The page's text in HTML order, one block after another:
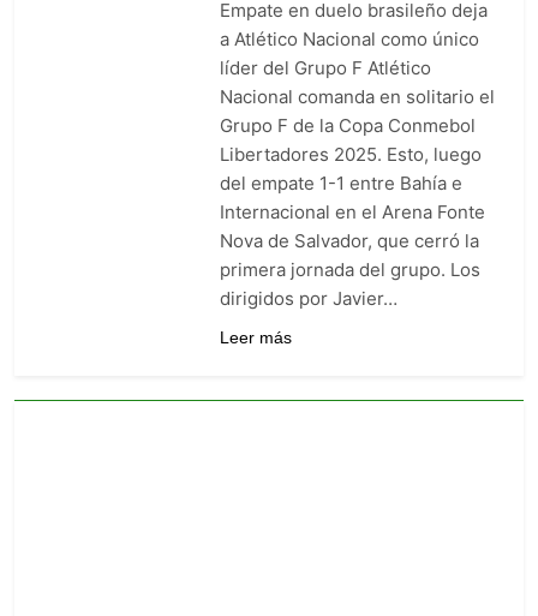
Barranquilla: venció 0-1 a
Junior con gol agónico de
Contreras
3 Días Ago
Once Caldas manda en la Liga
BetPlay: goleó 5-1 y es el líder
sorpresa del arranque
5 Días Ago
Junior vs. Millonarios: duelo
de heridos que ya sabe a
obligación en la fecha 2
5 Días Ago
Empate en duelo brasileño deja
a Atlético Nacional como único
líder del Grupo F Atlético
Nacional comanda en solitario el
Grupo F de la Copa Conmebol
Libertadores 2025. Esto, luego
del empate 1-1 entre Bahía e
Internacional en el Arena Fonte
Nova de Salvador, que cerró la
primera jornada del grupo. Los
dirigidos por Javier…
Leer más